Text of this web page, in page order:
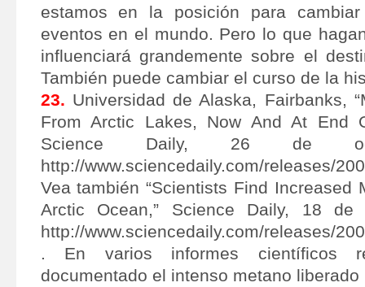
estamos en la posición para
eventos en el mundo. Pero lo que
influenciará grandemente sobre el
También puede cambiar el curso de la
23. Universidad de Alaska, Fairbanks,
From Arctic Lakes, Now And At End
Science Daily, 26 de
http://www.sciencedaily.com/releases/
Vea también “Scientists Find Increased
Arctic Ocean,” Science Daily, 18 de
http://www.sciencedaily.com/releases/
. En varios informes científicos
documentado el intenso metano liberado